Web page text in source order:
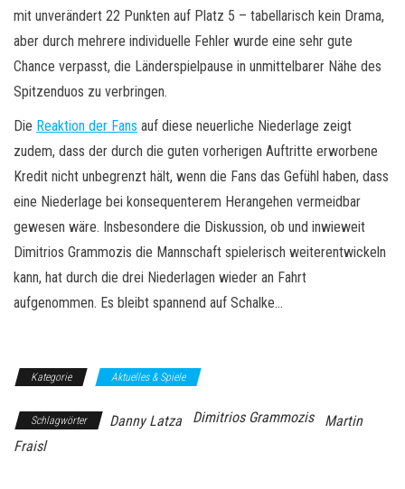
mit unverändert 22 Punkten auf Platz 5 – tabellarisch kein Drama,
aber durch mehrere individuelle Fehler wurde eine sehr gute
Chance verpasst, die Länderspielpause in unmittelbarer Nähe des
Spitzenduos zu verbringen.
Die Reaktion der Fans auf diese neuerliche Niederlage zeigt
zudem, dass der durch die guten vorherigen Auftritte erworbene
Kredit nicht unbegrenzt hält, wenn die Fans das Gefühl haben, dass
eine Niederlage bei konsequenterem Herangehen vermeidbar
gewesen wäre. Insbesondere die Diskussion, ob und inwieweit
Dimitrios Grammozis die Mannschaft spielerisch weiterentwickeln
kann, hat durch die drei Niederlagen wieder an Fahrt
aufgenommen. Es bleibt spannend auf Schalke…
Kategorie Aktuelles & Spiele
Schlagwörter Danny Latza Dimitrios Grammozis
Martin
Fraisl